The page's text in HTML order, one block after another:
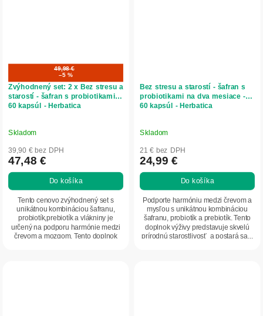
49,98 €
–5 %
Zvýhodnený set: 2 x Bez stresu a
starostí - šafran s probiotikami -
60 kapsúl - Herbatica
Skladom
39,90 € bez DPH
47,48 €
Do košíka
Tento cenovo zvýhodnený set s
unikátnou kombináciou šafranu,
probiotík,prebiotík a vlákniny je
určený na podporu harmónie medzi
črevom a mozgom. Tento doplnok
Bez stresu a starostí - šafran s
probiotikami na dva mesiace -
60 kapsúl - Herbatica
Skladom
21 € bez DPH
24,99 €
Do košíka
Podporte harmóniu medzi črevom a
mysľou s unikátnou kombináciou
šafranu, probiotík a prebiotík. Tento
doplnok výživy predstavuje skvelú
prírodnú starostlivosť a postará sa...